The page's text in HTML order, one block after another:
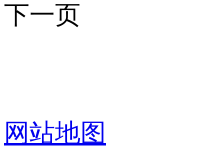
下一页
网站地图